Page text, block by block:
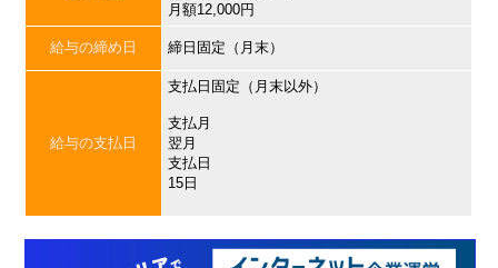
月額12,000円
給与の締め日 締日固定（月末）
給与の支払日
支払日固定（月末以外）
支払月
翌月
支払日
15日